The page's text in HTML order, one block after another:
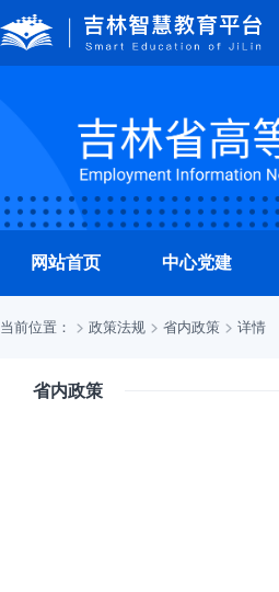
网站首页 中心党建
当前位置： 政策法规 省内政策 详情
省内政策